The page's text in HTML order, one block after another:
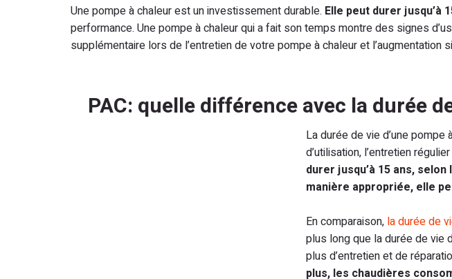
Une pompe à chaleur est un investissement durable. Elle peut durer jusqu’à
performance. Une pompe à chaleur qui a fait son temps montre des signes
supplémentaire lors de l’entretien de votre pompe à chaleur et
PAC: quelle différence avec la durée
La durée de vie d’une
d’utilisation, l’entretien
durer jusqu’à 15 ans,
manière appropriée, elle
En comparaison, la durée de
plus long que la durée de vie
plus d’entretien et de
plus, les chaudières